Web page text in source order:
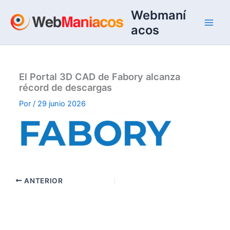
contenido
Webmaní
acos
El Portal 3D CAD de Fabory alcanza
récord de descargas
Por/ 29 junio 2026
ANTERIOR